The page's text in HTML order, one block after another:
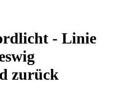
- Linie
zurück